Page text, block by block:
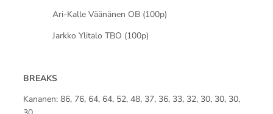
Ari-Kalle Väänänen OB (100p)
Jarkko Ylitalo TBO (100p)
BREAKS
Kananen: 86, 76, 64, 64, 52, 48, 37, 36, 33, 32, 30, 30, 30,